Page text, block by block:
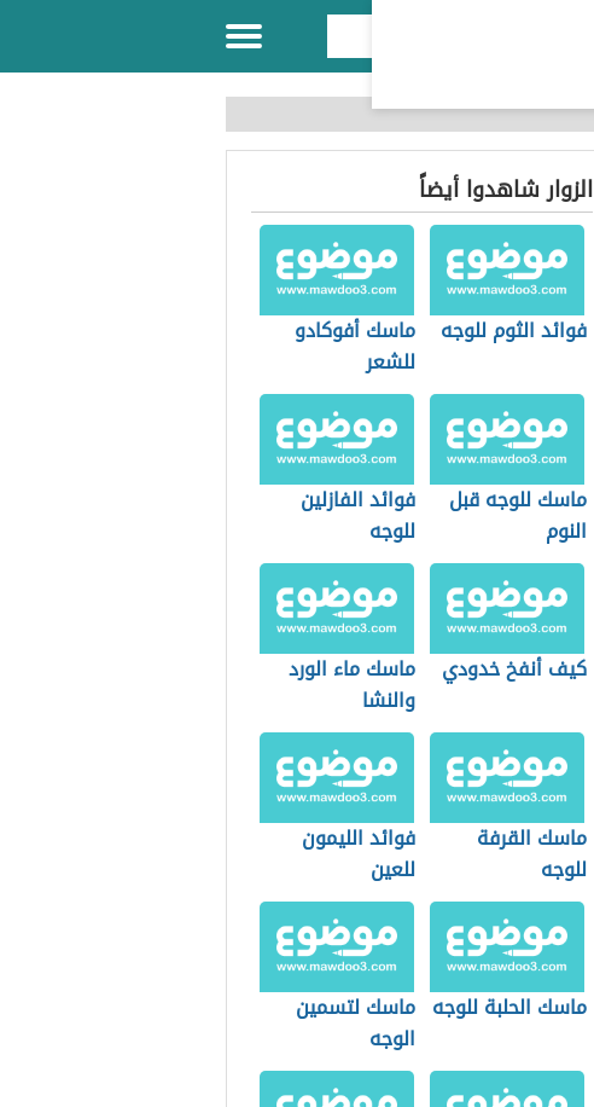
الزوار شاهدوا أيضاً
فوائد الثوم للوجه
ماسك أفوكادو
للشعر
ماسك للوجه قبل
النوم
فوائد الفازلين
للوجه
كيف أنفخ خدودي
ماسك ماء الورد
والنشا
ماسك القرفة
للوجه
فوائد الليمون
للعين
ماسك الحلبة للوجه ماسك لتسمين
الوجه